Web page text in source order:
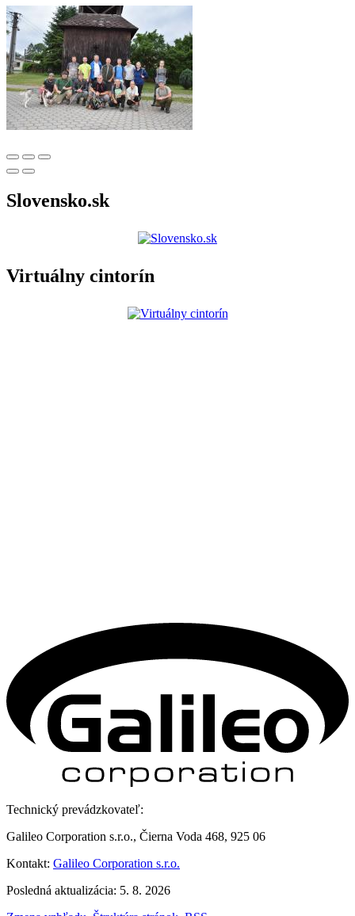
Slovensko.sk
Virtuálny cintorín
Technický prevádzkovateľ:
Galileo Corporation s.r.o., Čierna Voda 468, 925 06
Kontakt: Galileo Corporation s.r.o.
Posledná aktualizácia: 5. 8. 2026